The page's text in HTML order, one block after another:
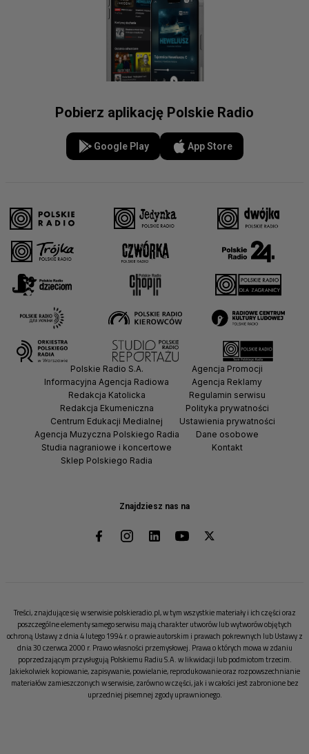
Pobierz aplikację Polskie Radio
Google Play App Store
Znajdziesz nas na
Polskie Radio S.A.
Informacyjna Agencja Radiowa
Redakcja Katolicka
Redakcja Ekumeniczna
Centrum Edukacji Medialnej
Agencja Muzyczna Polskiego Radia
Studia nagraniowe i koncertowe
Sklep Polskiego Radia
Agencja Promocji
Agencja Reklamy
Regulamin serwisu
Polityka prywatności
Ustawienia prywatności
Dane osobowe
Kontakt
Treści, znajdujące się w serwisie polskieradio.pl, w tym wszystkie materiały i ich części oraz
poszczególne elementy samego serwisu mają charakter utworów lub wytworów objętych
ochroną Ustawy z dnia 4 lutego 1994 r. o prawie autorskim i prawach pokrewnych lub Ustawy z
dnia 30 czerwca 2000 r. Prawo własności przemysłowej. Prawa o których mowa w zdaniu
poprzedzającym przysługują Polskiemu Radiu S.A. w likwidacji lub podmiotom trzecim.
Jakiekolwiek kopiowanie, zapisywanie, powielanie, reprodukowanie oraz rozpowszechnianie
materiałów zamieszczonych w serwisie, zarówno w części, jak i w całości jest zabronione bez
uprzedniej pisemnej zgody uprawnionego.